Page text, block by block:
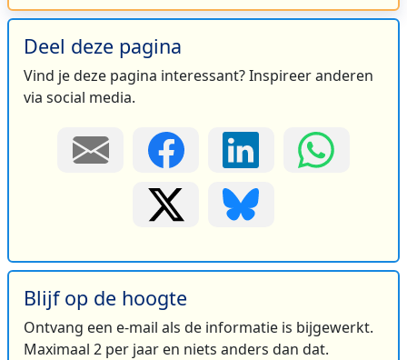
Deel deze pagina
Vind je deze pagina interessant? Inspireer anderen
via social media.
Blijf op de hoogte
Ontvang een e-mail als de informatie is bijgewerkt.
Maximaal 2 per jaar en niets anders dan dat.